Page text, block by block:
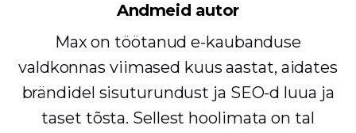
Andmeid autor
Max on töötanud e-kaubanduse
valdkonnas viimased kuus aastat, aidates
brändidel sisuturundust ja SEO-d luua ja
taset tõsta. Sellest hoolimata on tal